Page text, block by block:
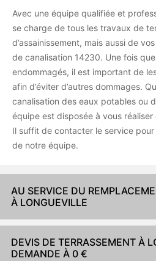
Avec une équipe qualifiée et
se charge de tous les travaux de
d’assainissement, mais aussi de
de canalisation 14230. Une fois
endommagés, il est important de
afin d’éviter d’autres dommages.
canalisation des eaux potables ou
équipe est disposée à vous
Il suffit de contacter le service pour
de notre équipe.
AU SERVICE DU
À LONGUEVILLE
DEVIS DE TERRASSEMENT À
DEMANDE À 0 €